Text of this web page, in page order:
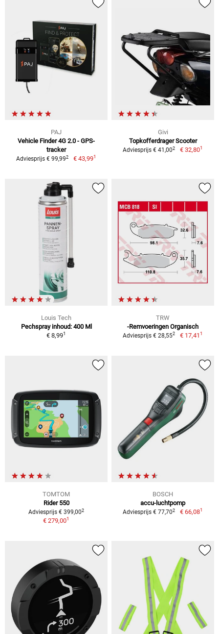
PAJ
Vehicle Finder 4G 2.0 - GPS-
tracker
Adviesprijs € 99,992 € 43,991
Givi
Topkofferdrager Scooter
Adviesprijs € 41,002 € 32,801
Louis Tech
Pechspray inhoud: 400 Ml
€ 8,991
TRW
-Remvoeringen Organisch
Adviesprijs € 28,552 € 17,411
TOMTOM
Rider 550
Adviesprijs € 399,002
€ 279,001
BOSCH
accu-luchtpomp
Adviesprijs € 77,702 € 66,081